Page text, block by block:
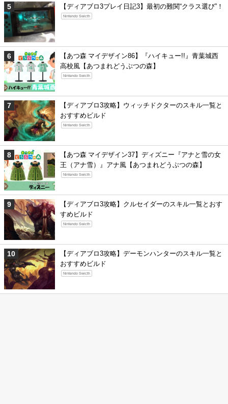
【ディアブロ3プレイ日記3】最初の難関“クラス選び”！
Nintendo Swicth
【あつ森 マイデザイン86】『ハイキュー!!』青葉城西
高校風【あつまれどうぶつの森】
Nintendo Swicth
【ディアブロ3攻略】ウィッチドクターのスキル一覧と
おすすめビルド
Nintendo Swicth
【あつ森 マイデザイン37】ディズニー『アナと雪の女
王（アナ雪）』アナ風【あつまれどうぶつの森】
Nintendo Swicth
【ディアブロ3攻略】クルセイダーのスキル一覧とおす
すめビルド
Nintendo Swicth
【ディアブロ3攻略】デーモンハンターのスキル一覧と
おすすめビルド
Nintendo Swicth